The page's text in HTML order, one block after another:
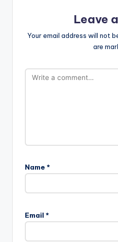
Leave
Your email address will not
are
Name *
Email *